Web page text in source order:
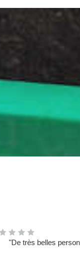
"De très belles